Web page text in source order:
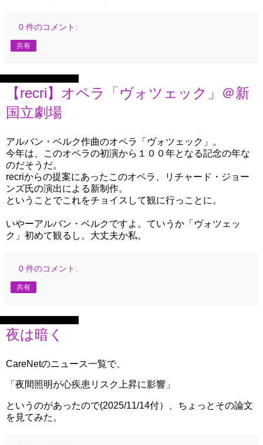
0 件のコメント:
共有
【recri】オペラ「ヴォツェック」＠新
国立劇場
アルバン・ベルク作曲のオペラ「ヴォツェック」。
今年は、このオペラの初演から１００年となる記念の年な
のだそうだ。
recriからの提案にあったこのオペラ、リチャード・ジョー
ンズ氏の演出による新制作。
ということでこれをチョイスして観に行っことに。
いやーアルバン・ベルクですよ。ていうか「ヴォツェッ
ク」初めて観るし。大丈夫か私。
0 件のコメント:
共有
夜は暗く
CareNetのニュース一覧で、
「夜間照明が心疾患リスク上昇に影響」
というのがあったので(2025/11/14付）、ちょっとその論文
を見てみた。